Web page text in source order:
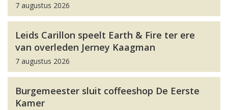
7 augustus 2026
Leids Carillon speelt Earth & Fire ter ere
van overleden Jerney Kaagman
7 augustus 2026
Burgemeester sluit coffeeshop De Eerste
Kamer